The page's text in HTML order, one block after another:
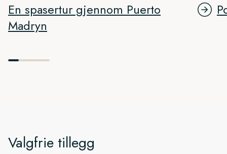
En spasertur gjennom Puerto
Madryn
Valgfrie tillegg